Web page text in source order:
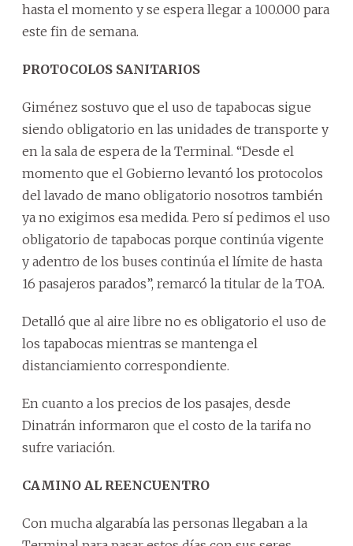
hasta el momento y se espera llegar a 100.000 para
este fin de semana.
PROTOCOLOS SANITARIOS
Giménez sostuvo que el uso de tapabocas sigue
siendo obligatorio en las unidades de transporte y
en la sala de espera de la Terminal. “Desde el
momento que el Gobierno levantó los protocolos
del lavado de mano obligatorio nosotros también
ya no exigimos esa medida. Pero sí pedimos el uso
obligatorio de tapabocas porque continúa vigente
y adentro de los buses continúa el límite de hasta
16 pasajeros parados”, remarcó la titular de la TOA.
Detalló que al aire libre no es obligatorio el uso de
los tapabocas mientras se mantenga el
distanciamiento correspondiente.
En cuanto a los precios de los pasajes, desde
Dinatrán informaron que el costo de la tarifa no
sufre variación.
CAMINO AL REENCUENTRO
Con mucha algarabía las personas llegaban a la